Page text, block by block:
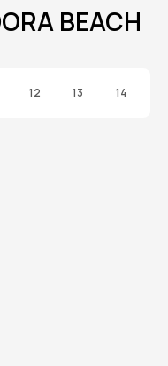
BEACH
12 13 14